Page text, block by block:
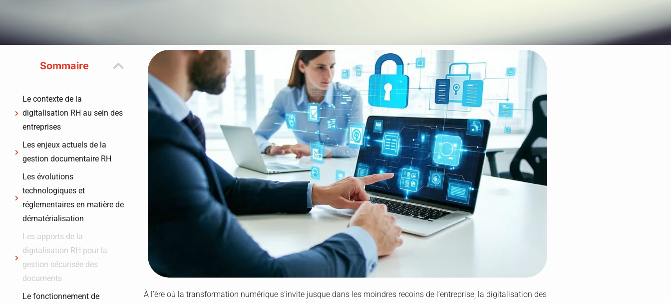
Sommaire
Le contexte de la
digitalisation RH au sein des
entreprises
Les enjeux actuels de la
gestion documentaire RH
Les évolutions
technologiques et
réglementaires en matière de
dématérialisation
Les apports de la
digitalisation RH pour la
gestion sécurisée des
documents
Le fonctionnement de
À l’ère où la transformation numérique s’invite jusque dans les moindres recoins de l’entreprise, la digitalisation des